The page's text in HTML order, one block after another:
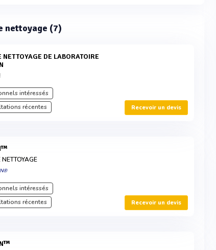
nettoyage (7)
intéressés
récentes Recevoir un devis
intéressés
récentes Recevoir un devis